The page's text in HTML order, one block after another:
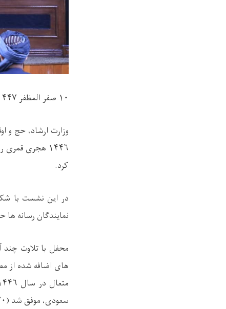
۱۰ صفر المظفر
وزارت ارشاد، حج و
۱۴۴۶ هجری قمری
کرد.
در این نشست با
نمایندگان رسانه ها
محفل با تلاوت چند
های اضافه شده از
متعال در سال
سعودی، موفق شد (